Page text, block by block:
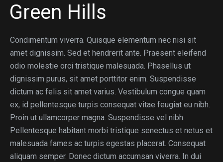
Green Hills
Condimentum viverra. Quisque elementum nec nisi sit
amet dignissim. Sed et hendrerit ante. Praesent eleifend
odio molestie orci tristique malesuada. Phasellus ut
dignissim purus, sit amet porttitor enim. Suspendisse
dictum ac felis sit amet varius. Vestibulum congue quam
ex, id pellentesque turpis consequat vitae feugiat eu nibh.
Proin ut ullamcorper magna. Suspendisse vel nibh.
Pellentesque habitant morbi tristique senectus et netus et
malesuada fames ac turpis egestas placerat. Consequat
aliquam semper. Donec dictum accumsan viverra. In dui